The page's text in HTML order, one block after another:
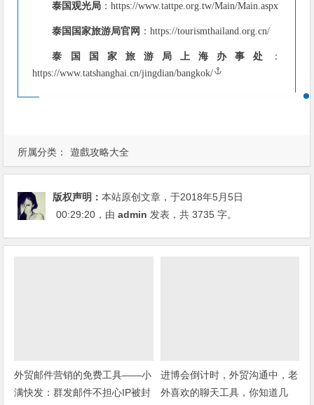
所属分类： 遊戲攻略大全
泰国观光局 ：https://www.tattpe.org.tw/Main/Main.aspx
泰国国家旅游局官网 ：https://tourismthailand.org.cn/
泰国国家旅游局上海办事处
：
https://www.tatshanghai.cn/jingdian/bangkok/
版权声明：本站原创文章，于2018年5月5日
00:29:20 ，由admin 发表，共 3735 字。
外贸邮件营销的免费工具——小
满快发：群发邮件不担心IP被封
进博会倒计时，外贸沟通中，老
外喜欢的聊天工具，你知道几